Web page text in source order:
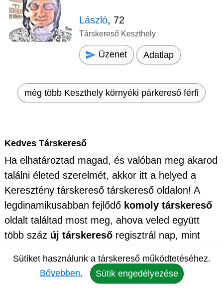
László, 72
Társkereső Keszthely
Üzenet Adatlap
még több Keszthely környéki párkereső férfi
Kedves Társkereső
Ha elhatároztad magad, és valóban meg akarod
találni életed szerelmét, akkor itt a helyed a
Keresztény társkereső társkereső oldalon! A
legdinamikusabban fejlődő komoly társkereső
oldalt találtad most meg, ahova veled együtt
több száz új társkereső regisztrál nap, mint
ismerkedést. Nálunk játszva találhatod meg a
nagy Őt, akivel könnyedén szervezhetsz
Sütiket használunk a társkereső működtetéséhez.
Bővebben.
Sütik engedélyezése